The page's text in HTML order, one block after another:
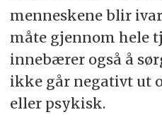
menneskene blir
måte gjennom hele
innebærer også å
ikke går negativt ut
eller psykisk.